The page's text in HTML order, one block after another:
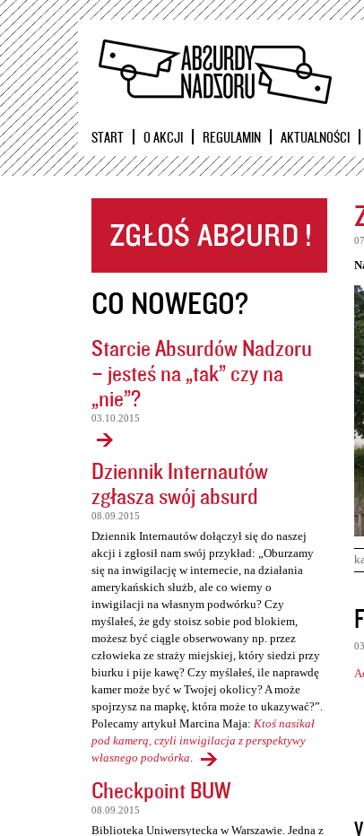
START O AKCJI REGULAMIN AKTUALNOŚCI
CO NOWEGO?
Starcie Absurdów Nadzoru
– jesteś na „tak” czy na
„nie”?
03.10.2015
Dziennik Internautów
zgłasza swój absurd
08.09.2015
Dziennik Internautów dołączył się do naszej
akcji i zgłosił nam swój przykład: „Oburzamy
się na inwigilację w internecie, na działania
amerykańskich służb, ale co wiemy o
inwigilacji na własnym podwórku? Czy
myślałeś, że gdy stoisz sobie pod blokiem,
możesz być ciągle obserwowany np. przez
człowieka ze straży miejskiej, który siedzi przy
biurku i pije kawę? Czy myślałeś, ile naprawdę
kamer może być w Twojej okolicy? A może
spojrzysz na mapkę, która może to ukazywać?”.
Polecamy artykuł Marcina Maja: Ktoś nasikał
pod kamerą, czyli inwigilacja z perspektywy
własnego podwórka.
Checkpoint BUW
08.09.2015
Biblioteka Uniwersytecka w Warszawie. Jedna z
K
o
e